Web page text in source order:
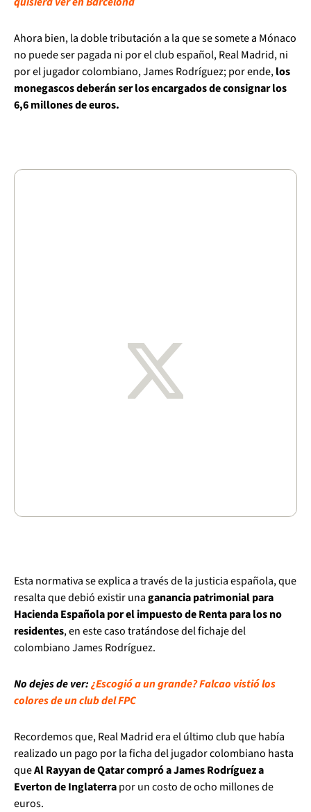
Ahora bien, la doble tributación a la que se somete a Mónaco
no puede ser pagada ni por el club español, Real Madrid, ni
por el jugador colombiano, James Rodríguez; por ende,los
monegascos deberán ser los encargados de consignar los
6,6 millones de euros.
Esta normativa se explica a través de la justicia española, que
resalta que debió existir unaganancia patrimonial para
Hacienda Española por el impuesto de Renta para los no
residentes, en este caso tratándose del fichaje del
colombiano James Rodríguez.
No dejes de ver:¿Escogió a un grande? Falcao vistió los
colores de un club del FPC
Recordemos que, Real Madrid era el último club que había
realizado un pago por la ficha del jugador colombiano hasta
queAl Rayyan de Qatar compró a James Rodríguez a
Everton de Inglaterrapor un costo de ocho millones de
euros.